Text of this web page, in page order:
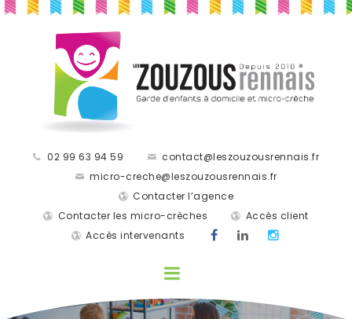
02 99 63 94 59
contact@leszouzousrennais.fr
micro-creche@leszouzousrennais.fr
Contacter l’agence
Contacter les micro-crèches
Accès client
Accès intervenants